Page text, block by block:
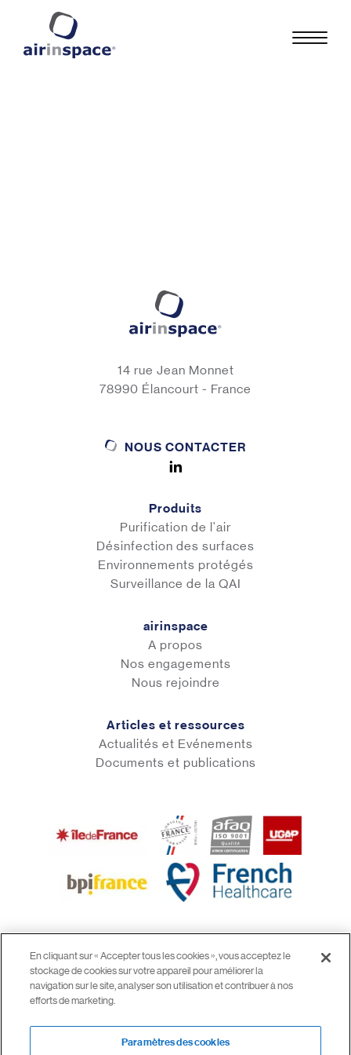
14 rue Jean Monnet
78990 Élancourt - France
NOUS CONTACTER
Produits
Purification de l'air
Désinfection des surfaces
Environnements protégés
Surveillance de la QAI
airinspace
A propos
Nos engagements
Nous rejoindre
Articles et ressources
Actualités et Evénements
Documents et publications
© 2026 airinspace
Confidentialité
En cliquant sur « Accepter tous les cookies », vous acceptez le
stockage de cookies sur votre appareil pour améliorer la
navigation sur le site, analyser son utilisation et contribuer à nos
efforts de marketing.
Paramètres des cookies